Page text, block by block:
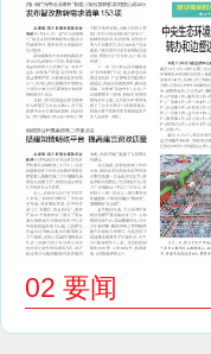
02 要闻